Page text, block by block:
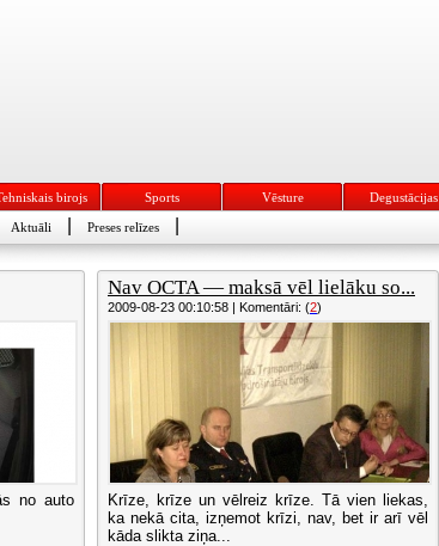
birojs Sports Vēsture Degustācijas
Aktuāli Preses relīzes
no auto
Nav OCTA — maksā vēl lielāku so...
2009-08-23 00:10:58 | Komentāri: (2)
Krīze, krīze un vēlreiz krīze. Tā vien liekas,
ka nekā cita, izņemot krīzi, nav, bet ir arī vēl
kāda slikta ziņa...